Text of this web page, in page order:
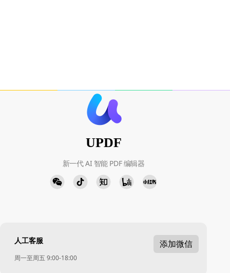
UPDF
新一代 AI 智能 PDF 编辑器
人工客服
周一至周五 9:00-18:00
添加微信